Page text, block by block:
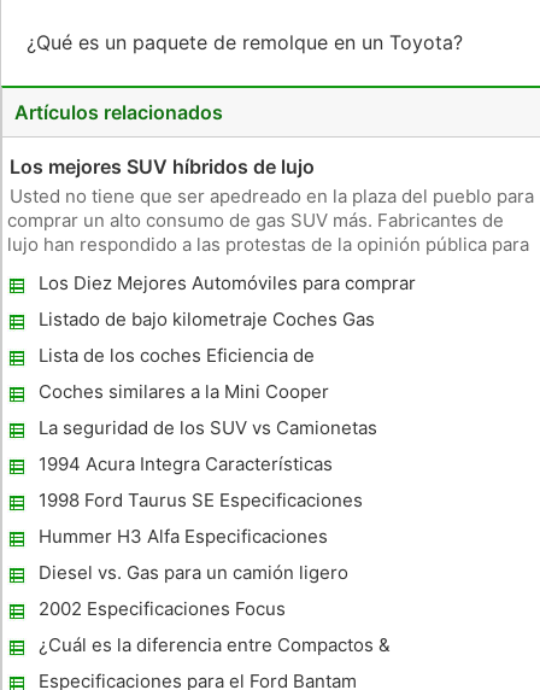
¿Qué es un paquete de remolque en un Toyota?
Artículos relacionados
Los mejores SUV híbridos de lujo
Usted no tiene que ser apedreado en la plaza del pueblo para
comprar un alto consumo de gas SUV más. Fabricantes de
lujo han respondido a las protestas de la opinión pública para
cutre con sólo un puñado de verdaderos lujo SUV híbridos po
Los Diez Mejores Automóviles para comprar
Listado de bajo kilometraje Coches Gas
Lista de los coches Eficiencia de
combustible
Coches similares a la Mini Cooper
La seguridad de los SUV vs Camionetas
1994 Acura Integra Características
1998 Ford Taurus SE Especificaciones
Hummer H3 Alfa Especificaciones
Diesel vs. Gas para un camión ligero
2002 Especificaciones Focus
¿Cuál es la diferencia entre Compactos &
Economy Cars?
Especificaciones para el Ford Bantam